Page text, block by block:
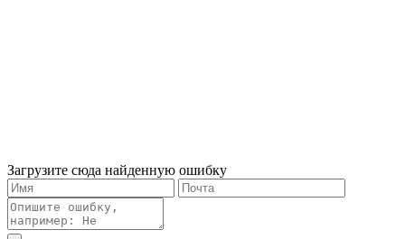
Загрузите сюда найденную ошибку